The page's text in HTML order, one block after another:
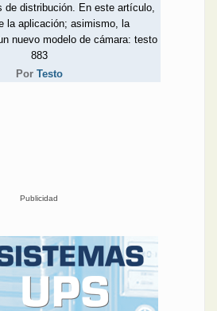
de distribución. En este artículo,
la aplicación; asimismo, la
nuevo modelo de cámara: testo
883
Por Testo
Publicidad